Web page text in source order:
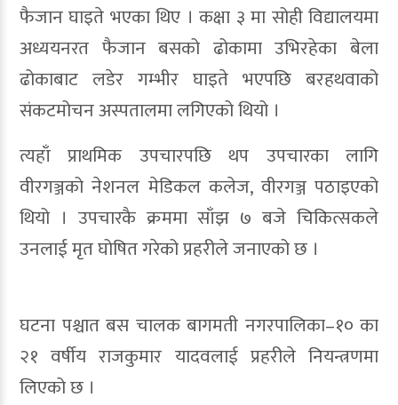
फैजान घाइते भएका थिए । कक्षा ३ मा सोही विद्यालयमा
अध्ययनरत फैजान बसको ढोकामा उभिरहेका बेला
ढोकाबाट लडेर गम्भीर घाइते भएपछि बरहथवाको
संकटमोचन अस्पतालमा लगिएको थियो ।
त्यहाँ प्राथमिक उपचारपछि थप उपचारका लागि
वीरगञ्जको नेशनल मेडिकल कलेज, वीरगञ्ज पठाइएको
थियो । उपचारकै क्रममा साँझ ७ बजे चिकित्सकले
उनलाई मृत घोषित गरेको प्रहरीले जनाएको छ ।
घटना पश्चात बस चालक बागमती नगरपालिका–१० का
२१ वर्षीय राजकुमार यादवलाई प्रहरीले नियन्त्रणमा
लिएको छ ।